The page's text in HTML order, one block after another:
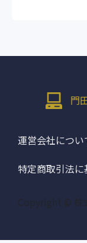
門
運営会社につい
特定商取引法
Copyright © 株